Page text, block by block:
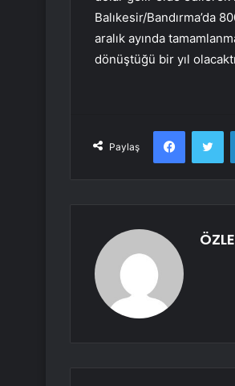
Balıkesir/Bandırma’da
aralık ayında
dönüştüğü bir yıl
Paylaş
Facebook